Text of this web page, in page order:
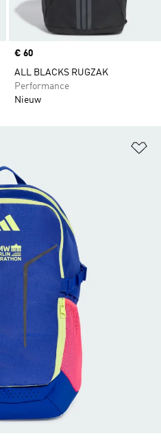
Price
€ 60
ALL BLACKS RUGZAK
Performance
Nieuw